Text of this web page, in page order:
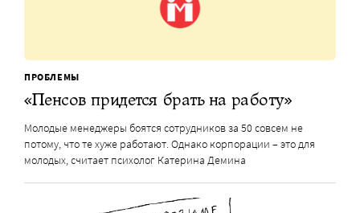
ПРОБЛЕМЫ
«Пенсов придется брать на работу»
Молодые менеджеры боятся сотрудников за 50 совсем не
потому, что те хуже работают. Однако корпорации – это для
молодых, считает психолог Катерина Демина